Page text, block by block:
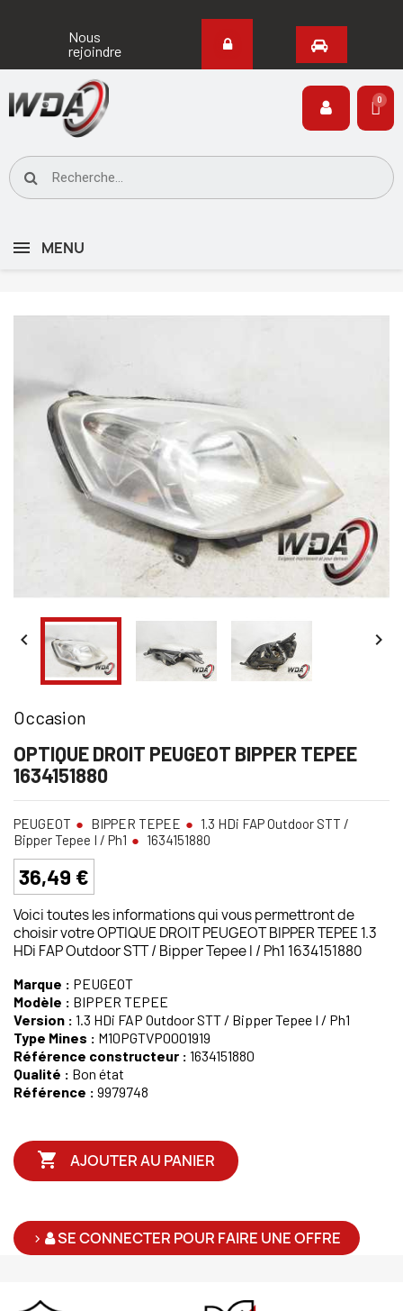
Nous
rejoindre
MENU
 
Occasion
OPTIQUE DROIT PEUGEOT BIPPER TEPEE
1634151880
PEUGEOT BIPPER TEPEE
1.3 HDi FAP Outdoor STT /
Bipper Tepee I / Ph1
1634151880
36,49 €
Voici toutes les informations qui vous permettront de
choisir votre OPTIQUE DROIT PEUGEOT BIPPER TEPEE 1.3
HDi FAP Outdoor STT / Bipper Tepee I / Ph1 1634151880
Marque : PEUGEOT
Modèle : BIPPER TEPEE
Version : 1.3 HDi FAP Outdoor STT / Bipper Tepee I / Ph1
Type Mines : M10PGTVP0001919
Référence constructeur : 1634151880
Qualité : Bon état
Référence : 9979748
 AJOUTER AU PANIER
> SE CONNECTER POUR FAIRE UNE OFFRE